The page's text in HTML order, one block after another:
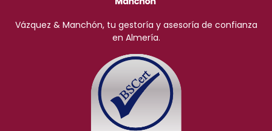
Vázquez & Manchón, tu gestoría y asesoría de confianza
en Almería.